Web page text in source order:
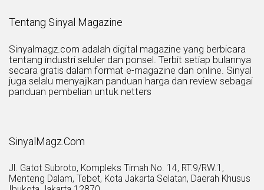
Tentang Sinyal Magazine
Sinyalmagz.com adalah digital magazine yang berbicara
tentang industri seluler dan ponsel. Terbit setiap bulannya
secara gratis dalam format e-magazine dan online. Sinyal
juga selalu menyajikan panduan harga dan review sebagai
panduan pembelian untuk netters
SinyalMagz.Com
Jl. Gatot Subroto, Kompleks Timah No. 14, RT.9/RW.1,
Menteng Dalam, Tebet, Kota Jakarta Selatan, Daerah Khusus